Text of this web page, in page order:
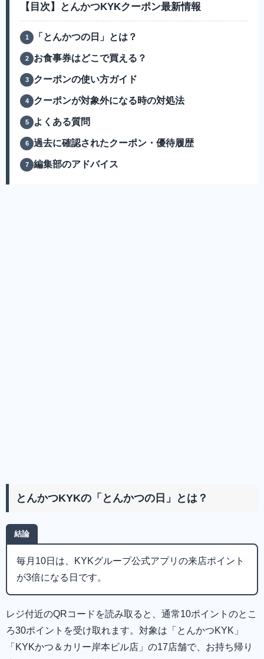
【目次】とんかつKYKクーポン最新情報
「とんかつの日」とは？
お食事券はどこで買える？
クーポンの使い方ガイド
クーポンが対象外になる時の対処法
よくある質問
過去に確認されたクーポン・優待履歴
編集部のアドバイス
とんかつKYKの「とんかつの日」とは？
結論
毎月10日は、KYKグループ公式アプリの来店ポイント
が3倍になる日です。
レジ付近のQRコードを読み取ると、通常10ポイントのとこ
ろ30ポイントを受け取れます。対象は「とんかつKYK」
「KYKかつ＆カリー岸本ビル店」の17店舗で、お持ち帰り